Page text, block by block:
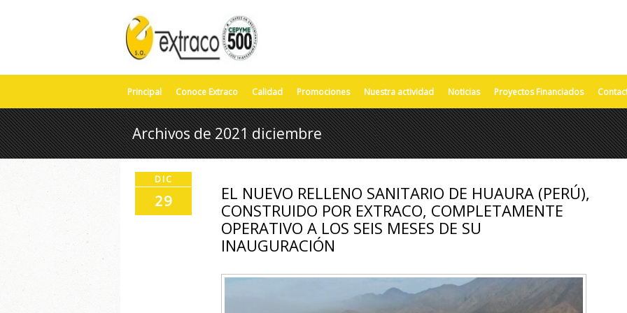
Principal Conoce Extraco Calidad Promociones Nuestra actividad Noticias Proyectos Financiados
Archivos de 2021 diciembre
DIC
29
EL NUEVO RELLENO SANITARIO DE HUAURA (PERÚ),
CONSTRUIDO POR EXTRACO, COMPLETAMENTE
OPERATIVO A LOS SEIS MESES DE SU
INAUGURACIÓN